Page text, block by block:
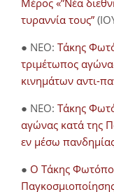
Μέρος «”Νέα
τυραννία τους”
● NEO: Τάκης
τριμέτωπος
κινημάτων αντι-
● NEO: Τάκης
αγώνας κατά της
εν μέσω
● Ο Τάκης